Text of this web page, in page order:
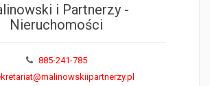
i Partnerzy -
Nieruchomości
885-241-785